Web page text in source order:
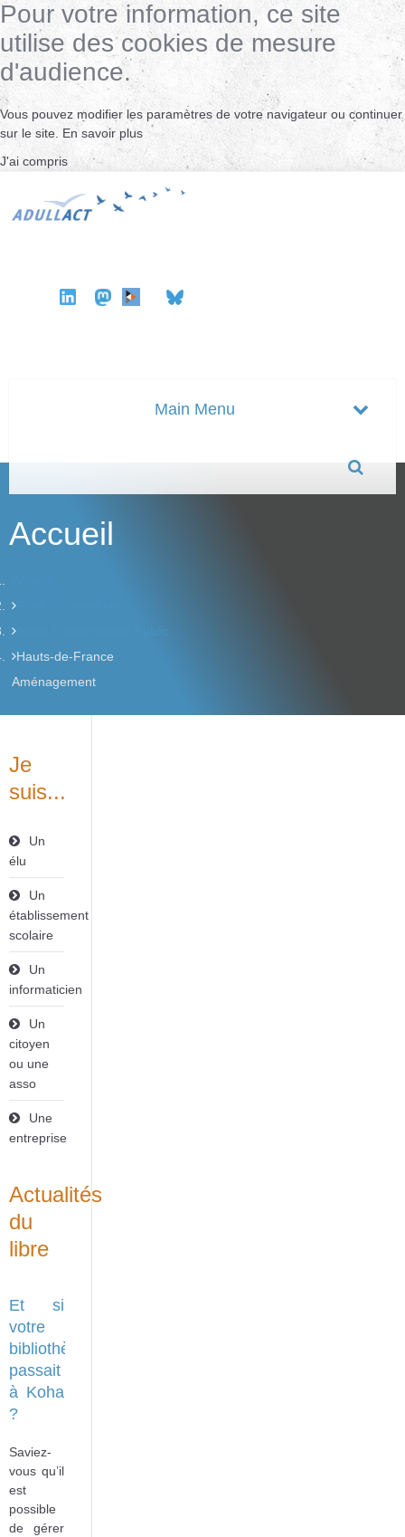
Pour votre information, ce site
utilise des cookies de mesure
d'audience.
Vous pouvez modifier les paramètres de votre navigateur ou continuer
sur le site. En savoir plus
J'ai compris
Accueil
Hauts-de-France
Aménagement
Je
suis...
Un
élu
Un
établissement
scolaire
Un
informaticien
Un
citoyen
ou une
asso
Une
entreprise
Actualités
du
libre
Et si
votre
bibliothèque
passait
à Koha
?
Saviez-
vous qu’il
est
possible
de gérer